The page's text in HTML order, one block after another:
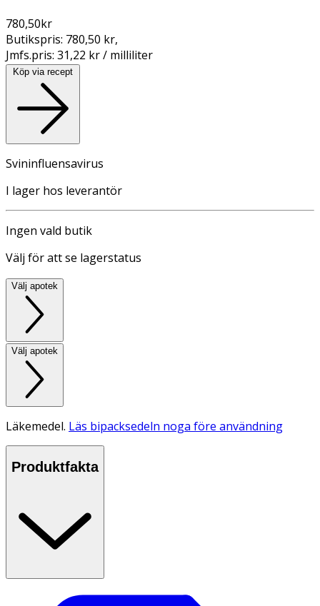
780,50kr
Butikspris: 780,50 kr,
Jmfs.pris: 31,22 kr / milliliter
Köp via recept
Svininfluensavirus
I lager hos leverantör
Ingen vald butik
Välj för att se lagerstatus
Välj apotek
Välj apotek
Läkemedel. Läs bipacksedeln noga före användning
Produktfakta